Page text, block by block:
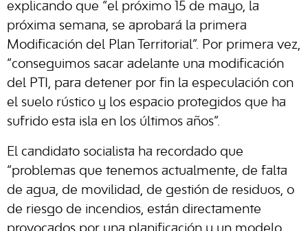
explicando que “el próximo 15 de mayo, la
próxima semana, se aprobará la primera
Modificación del Plan Territorial”. Por primera vez,
“conseguimos sacar adelante una modificación
del PTI, para detener por fin la especulación con
el suelo rústico y los espacio protegidos que ha
sufrido esta isla en los últimos años”.
El candidato socialista ha recordado que
“problemas que tenemos actualmente, de falta
de agua, de movilidad, de gestión de residuos, o
de riesgo de incendios, están directamente